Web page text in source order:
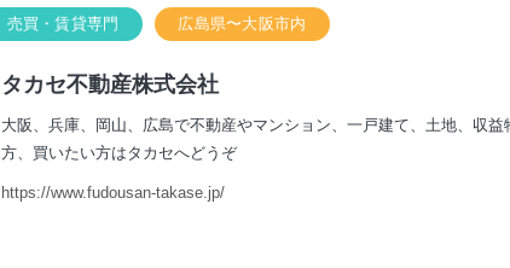
売買・賃貸専門 広島県〜大阪市内
タカセ不動産株式会社
大阪、兵庫、岡山、広島で不動産やマンション、一戸建て、土地、収
方、買いたい方はタカセへどうぞ
https://www.fudousan-takase.jp/